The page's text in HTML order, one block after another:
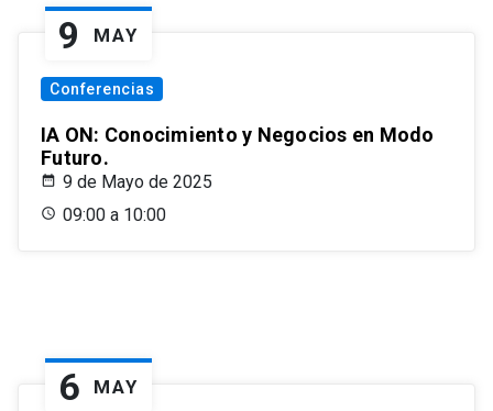
9 MAY
Conferencias
IA ON: Conocimiento y Negocios en Modo
Futuro.
9 de Mayo de 2025
09:00 a 10:00
6 MAY